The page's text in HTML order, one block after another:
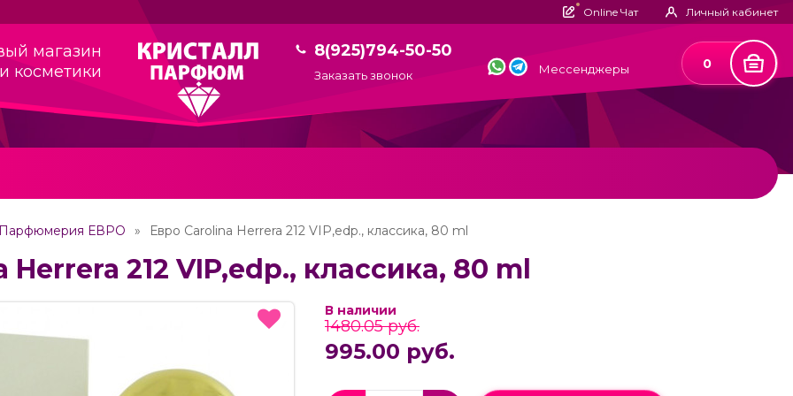
Online Чат Личный кабинет
магазин
косметики
8(925)794-50-50
Заказать звонок Мессенджеры 0
Парфюмерия ЕВРО Евро Carolina Herrera 212 VIP,edp., классика, 80 ml
Herrera 212 VIP,edp., классика, 80 ml
В наличии
1480.05 руб.
995.00 руб.